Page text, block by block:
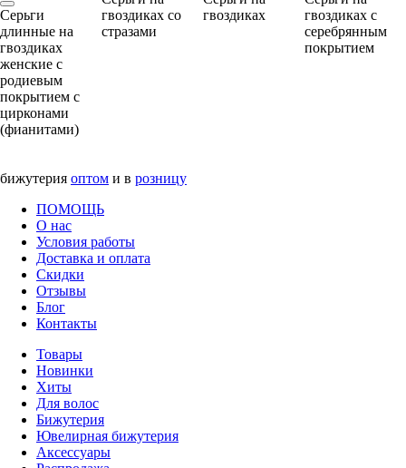
Серьги
длинные на
гвоздиках
женские с
родиевым
покрытием с
цирконами
(фианитами)
гвоздиках со
стразами
гвоздиках
гвоздиках с
серебрянным
покрытием
бижутерия оптом и в розницу
ПОМОЩЬ
О нас
Условия работы
Доставка и оплата
Скидки
Отзывы
Блог
Контакты
Товары
Новинки
Хиты
Для волос
Бижутерия
Ювелирная бижутерия
Аксессуары